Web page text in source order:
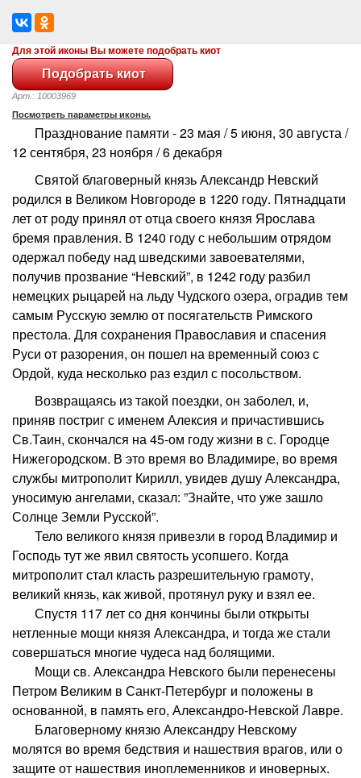
Для этой иконы Вы можете подобрать киот
Арт.: 10003969
Посмотреть параметры иконы.
Празднование памяти - 23 мая / 5 июня, 30 августа /
12 сентября, 23 ноября / 6 декабря
Святой благоверный князь Александр Невский
родился в Великом Новгороде в 1220 году. Пятнадцати
лет от роду принял от отца своего князя Ярослава
бремя правления. В 1240 году с небольшим отрядом
одержал победу над шведскими завоевателями,
получив прозвание “Невский”, в 1242 году разбил
немецких рыцарей на льду Чудского озера, оградив тем
самым Русскую землю от посягательств Римского
престола. Для сохранения Православия и спасения
Руси от разорения, он пошел на временный союз с
Ордой, куда несколько раз ездил с посольством.
Возвращаясь из такой поездки, он заболел, и,
приняв постриг с именем Алексия и причастившись
Св.Таин, скончался на 45-ом году жизни в с. Городце
Нижегородском. В это время во Владимире, во время
службы митрополит Кирилл, увидев душу Александра,
уносимую ангелами, сказал: ”Знайте, что уже зашло
Солнце Земли Русской”.
Тело великого князя привезли в город Владимир и
Господь тут же явил святость усопшего. Когда
митрополит стал класть разрешительную грамоту,
великий князь, как живой, протянул руку и взял ее.
Спустя 117 лет со дня кончины были открыты
нетленные мощи князя Александра, и тогда же стали
совершаться многие чудеса над болящими.
Мощи св. Александра Невского были перенесены
Петром Великим в Санкт-Петербург и положены в
основанной, в память его, Александро-Невской Лавре.
Благоверному князю Александру Невскому
молятся во время бедствия и нашествия врагов, или о
защите от нашествия иноплеменников и иноверных.